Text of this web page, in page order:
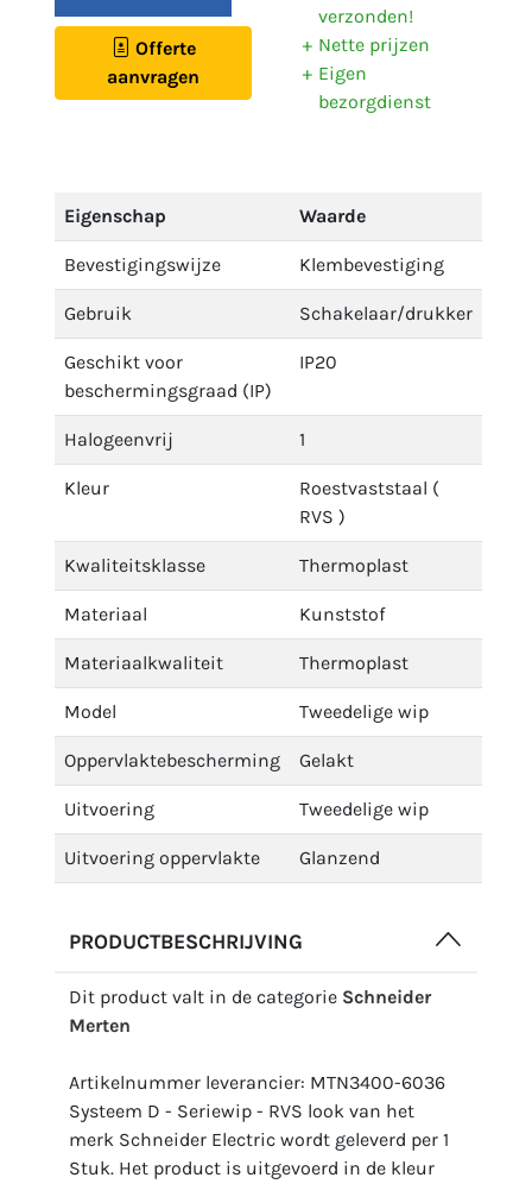
Offerte
aanvragen
verzonden!
Nette prijzen
Eigen
bezorgdienst
Eigenschap Waarde
Bevestigingswijze Klembevestiging
Gebruik Schakelaar/drukker
Geschikt voor
beschermingsgraad (IP)
IP20
Halogeenvrij 1
Kleur
Roestvaststaal (
RVS )
Kwaliteitsklasse Thermoplast
Materiaal Kunststof
Materiaalkwaliteit Thermoplast
Model Tweedelige wip
Oppervlaktebescherming Gelakt
Uitvoering Tweedelige wip
Uitvoering oppervlakte Glanzend
PRODUCTBESCHRIJVING
Dit product valt in de categorie Schneider
Merten
Artikelnummer leverancier: MTN3400-6036
Systeem D - Seriewip - RVS look van het
merk Schneider Electric wordt geleverd per 1
Stuk. Het product is uitgevoerd in de kleur